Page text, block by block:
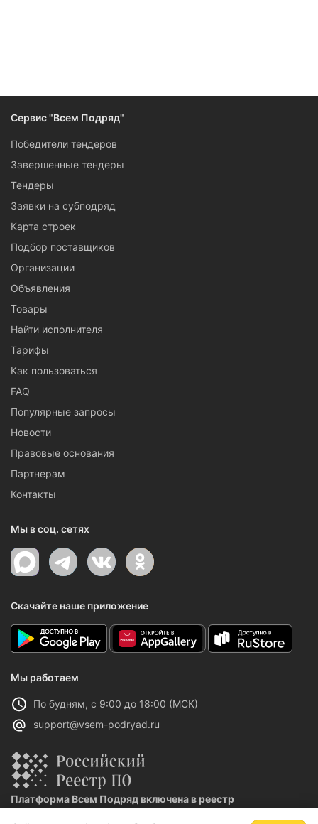
Сервис "Всем Подряд"
Победители тендеров
Завершенные тендеры
Тендеры
Заявки на субподряд
Карта строек
Подбор поставщиков
Организации
Объявления
Товары
Найти исполнителя
Тарифы
Как пользоваться
FAQ
Популярные запросы
Новости
Правовые основания
Партнерам
Контакты
Мы в соц. сетях
Скачайте наше приложение
Мы работаем
По будням, с 9:00 до 18:00 (МСК)
support@vsem-podryad.ru
Платформа Всем Подряд включена в реестр